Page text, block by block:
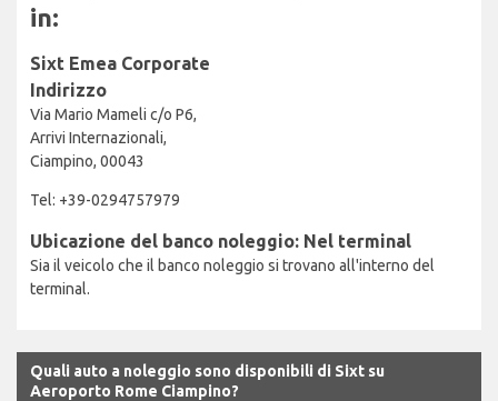
in:
Sixt Emea Corporate
Indirizzo
Via Mario Mameli c/o P6,
Arrivi Internazionali,
Ciampino, 00043
Tel: +39-0294757979
Ubicazione del banco noleggio: Nel terminal
Sia il veicolo che il banco noleggio si trovano all'interno del
terminal.
Quali auto a noleggio sono disponibili di Sixt su
Aeroporto Rome Ciampino?